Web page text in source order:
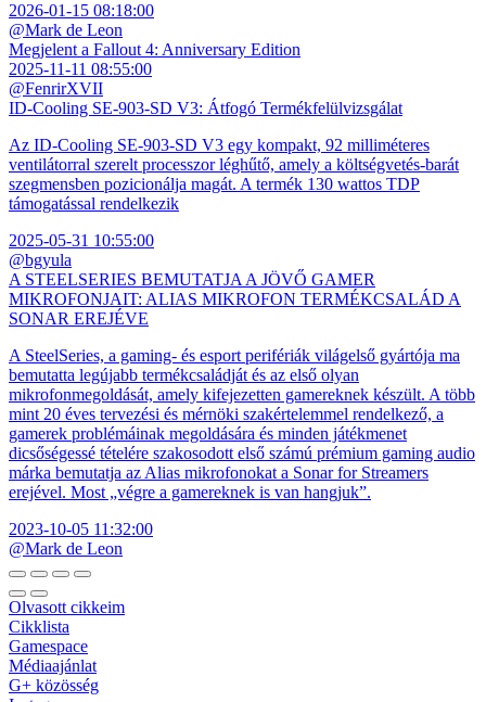
2026-01-15 08:18:00
@Mark de Leon
Megjelent a Fallout 4: Anniversary Edition
2025-11-11 08:55:00
@FenrirXVII
ID-Cooling SE-903-SD V3: Átfogó Termékfelülvizsgálat
Az ID-Cooling SE-903-SD V3 egy kompakt, 92 milliméteres
ventilátorral szerelt processzor léghűtő, amely a költségvetés-barát
szegmensben pozicionálja magát. A termék 130 wattos TDP
támogatással rendelkezik
2025-05-31 10:55:00
@bgyula
A STEELSERIES BEMUTATJA A JÖVŐ GAMER
MIKROFONJAIT: ALIAS MIKROFON TERMÉKCSALÁD A
SONAR EREJÉVE
A SteelSeries, a gaming- és esport perifériák világelső gyártója ma
bemutatta legújabb termékcsaládját és az első olyan
mikrofonmegoldását, amely kifejezetten gamereknek készült. A több
mint 20 éves tervezési és mérnöki szakértelemmel rendelkező, a
gamerek problémáinak megoldására és minden játékmenet
dicsőségessé tételére szakosodott első számú prémium gaming audio
márka bemutatja az Alias mikrofonokat a Sonar for Streamers
erejével. Most „végre a gamereknek is van hangjuk”.
2023-10-05 11:32:00
@Mark de Leon
Olvasott cikkeim
Cikklista
Gamespace
Médiaajánlat
G+ közösség